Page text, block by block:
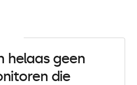
helaas geen
die